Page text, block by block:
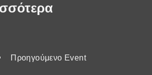
Προηγούμενο Event